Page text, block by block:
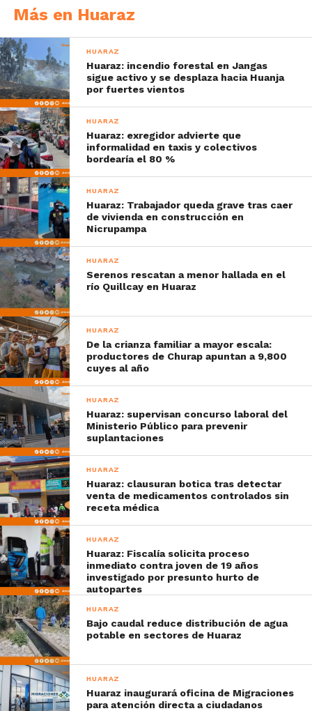
Más en Huaraz
HUARAZ
Huaraz: incendio forestal en Jangas
sigue activo y se desplaza hacia Huanja
por fuertes vientos
HUARAZ
Huaraz: exregidor advierte que
informalidad en taxis y colectivos
bordearía el 80 %
HUARAZ
Huaraz: Trabajador queda grave tras caer
de vivienda en construcción en
Nicrupampa
HUARAZ
Serenos rescatan a menor hallada en el
río Quillcay en Huaraz
HUARAZ
De la crianza familiar a mayor escala:
productores de Churap apuntan a 9,800
cuyes al año
HUARAZ
Huaraz: supervisan concurso laboral del
Ministerio Público para prevenir
suplantaciones
HUARAZ
Huaraz: clausuran botica tras detectar
venta de medicamentos controlados sin
receta médica
HUARAZ
Huaraz: Fiscalía solicita proceso
inmediato contra joven de 19 años
investigado por presunto hurto de
autopartes
HUARAZ
Bajo caudal reduce distribución de agua
potable en sectores de Huaraz
HUARAZ
Huaraz inaugurará oficina de Migraciones
para atención directa a ciudadanos